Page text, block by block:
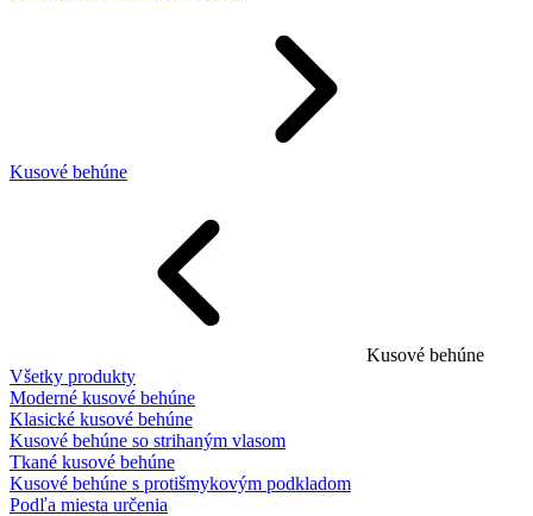
Kusové behúne
Kusové behúne
Všetky produkty
Moderné kusové behúne
Klasické kusové behúne
Kusové behúne so strihaným vlasom
Tkané kusové behúne
Kusové behúne s protišmykovým podkladom
Podľa miesta určenia